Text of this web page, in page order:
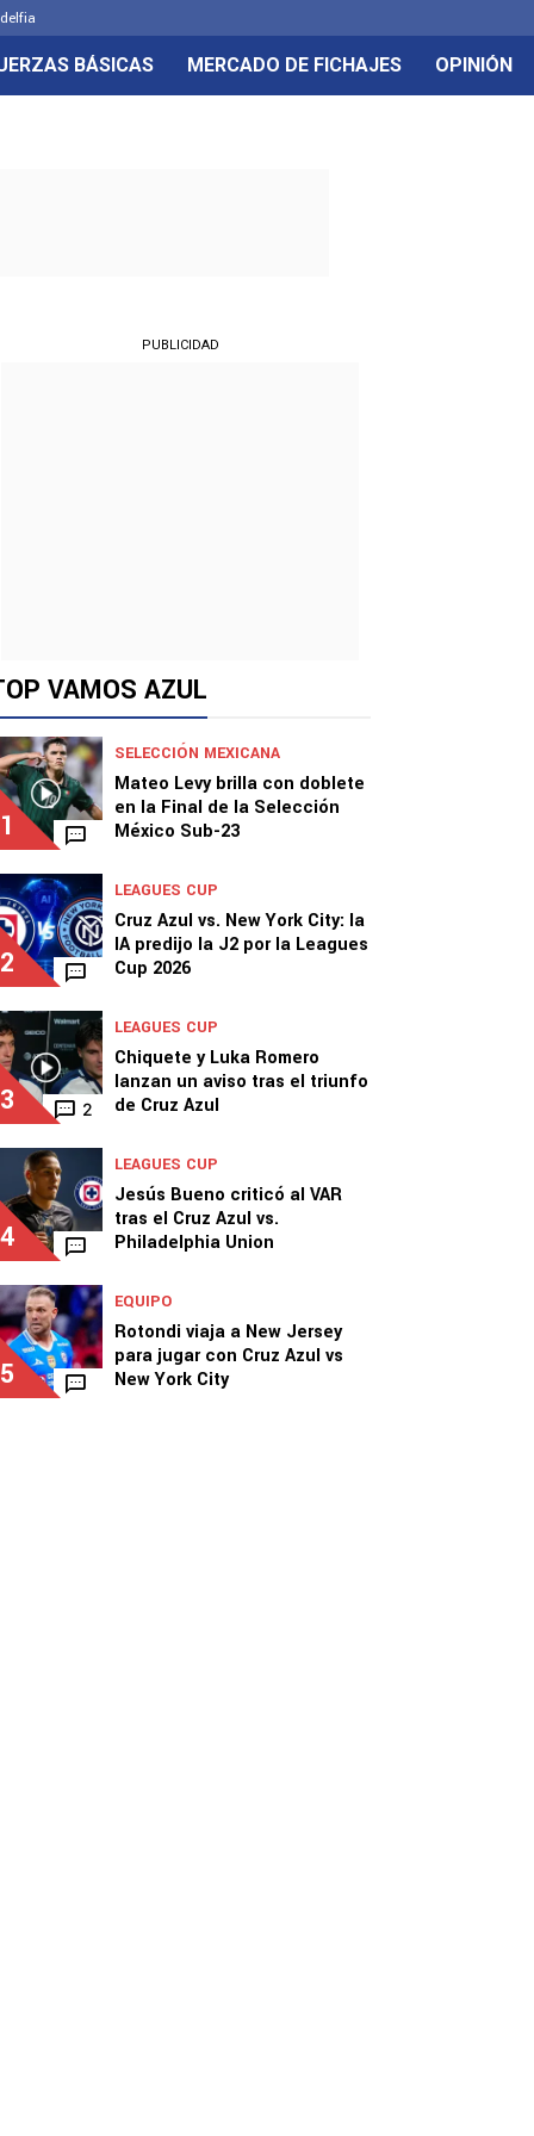
BÁSICAS MERCADO DE FICHAJES OPINIÓN
PUBLICIDAD
VAMOS AZUL
1
SELECCIÓN MEXICANA
Mateo Levy brilla con doblete
en la Final de la Selección
México Sub-23
2
LEAGUES CUP
Cruz Azul vs. New York City: la
IA predijo la J2 por la Leagues
Cup 2026
3 2
LEAGUES CUP
Chiquete y Luka Romero
lanzan un aviso tras el triunfo
de Cruz Azul
4
LEAGUES CUP
Jesús Bueno criticó al VAR
tras el Cruz Azul vs.
Philadelphia Union
5
EQUIPO
Rotondi viaja a New Jersey
para jugar con Cruz Azul vs
New York City